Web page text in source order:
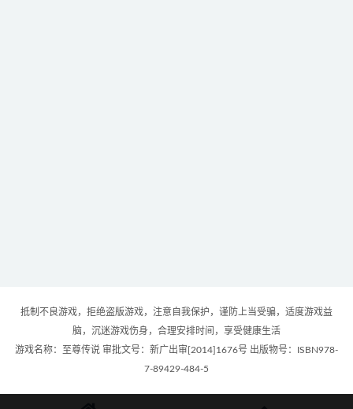
抵制不良游戏，拒绝盗版游戏，注意自我保护，谨防上当受骗，适度游戏益
脑，沉迷游戏伤身，合理安排时间，享受健康生活
游戏名称：至尊传说 审批文号：新广出审[2014]1676号 出版物号：ISBN978-
7-89429-484-5